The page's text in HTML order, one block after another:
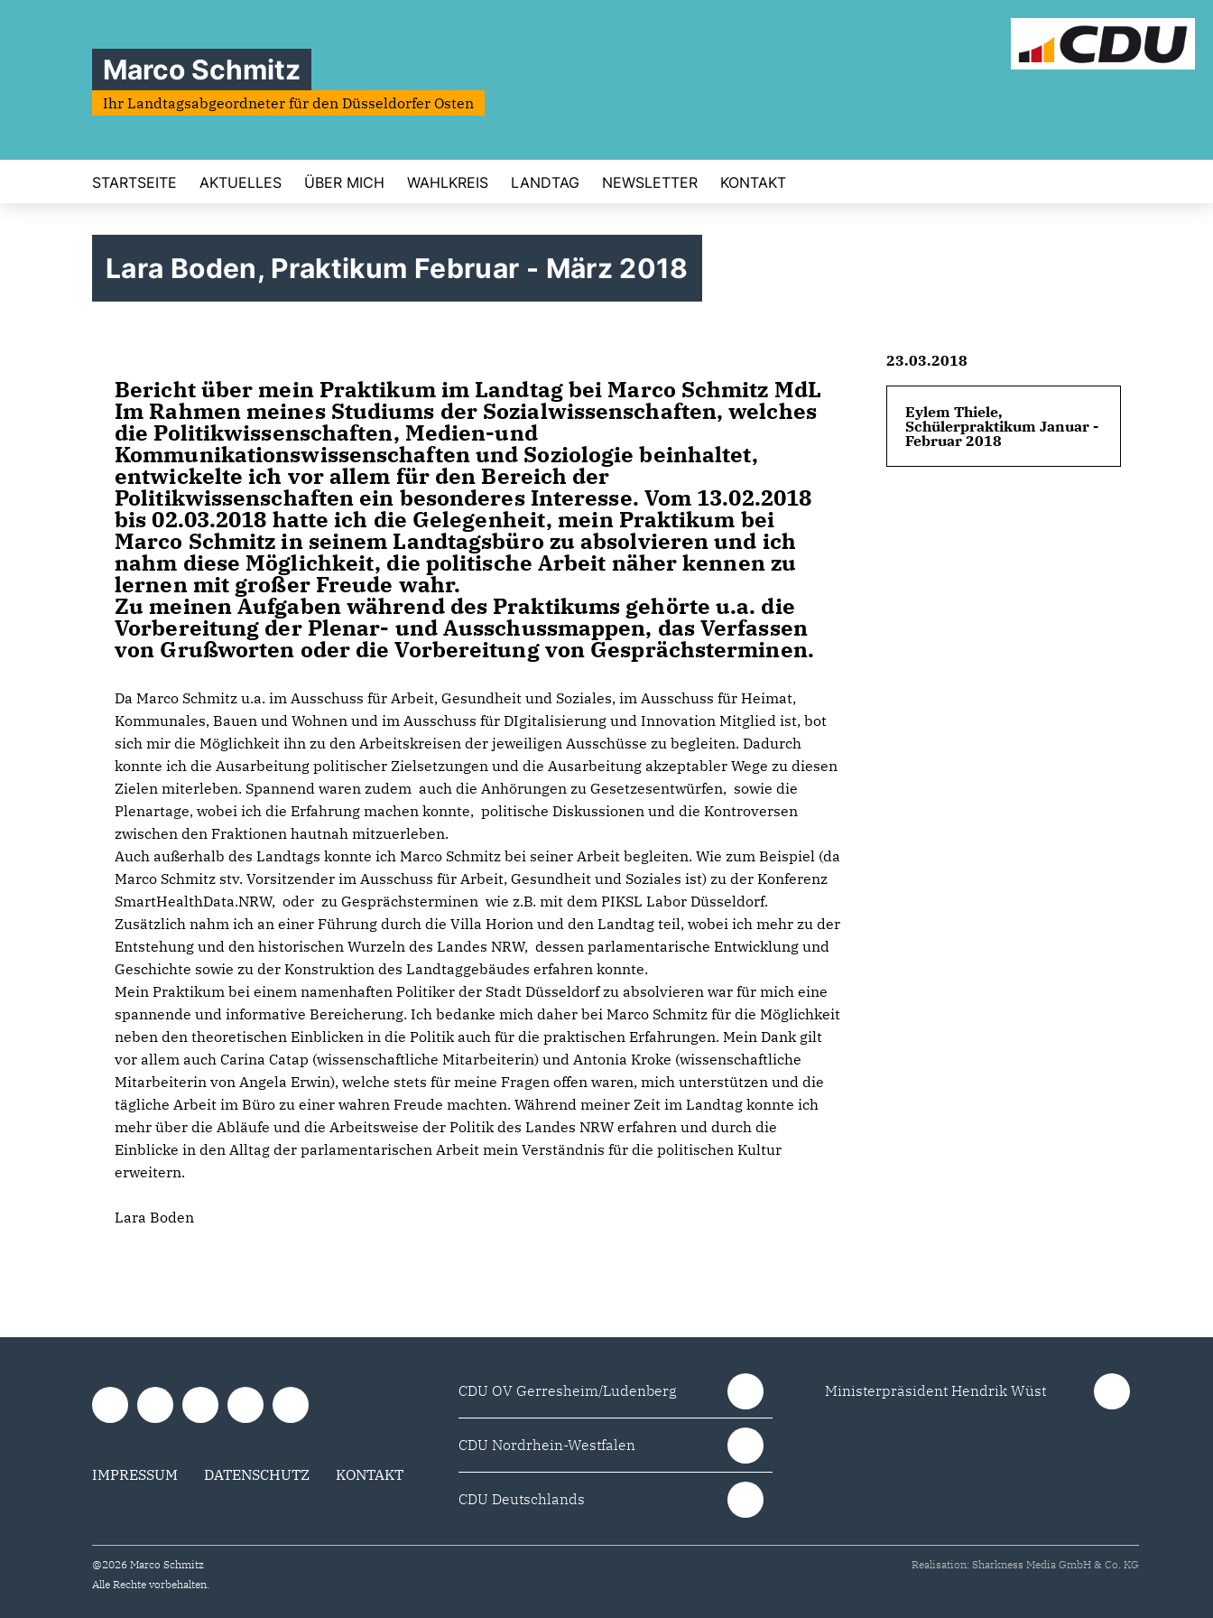
Marco Schmitz
Ihr Landtagsabgeordneter für den Düsseldorfer Osten
STARTSEITE AKTUELLES ÜBER MICH WAHLKREIS LANDTAG NEWSLETTER KONTAKT
Lara Boden, Praktikum Februar - März 2018
Bericht über mein Praktikum im Landtag bei Marco Schmitz MdL
Im Rahmen meines Studiums der Sozialwissenschaften, welches
die Politikwissenschaften, Medien-und
Kommunikationswissenschaften und Soziologie beinhaltet,
entwickelte ich vor allem für den Bereich der
Politikwissenschaften ein besonderes Interesse. Vom 13.02.2018
bis 02.03.2018 hatte ich die Gelegenheit, mein Praktikum bei
Marco Schmitz in seinem Landtagsbüro zu absolvieren und ich
nahm diese Möglichkeit, die politische Arbeit näher kennen zu
lernen mit großer Freude wahr.
Zu meinen Aufgaben während des Praktikums gehörte u.a. die
Vorbereitung der Plenar- und Ausschussmappen, das Verfassen
von Grußworten oder die Vorbereitung von Gesprächsterminen.
Da Marco Schmitz u.a. im Ausschuss für Arbeit, Gesundheit und Soziales, im Ausschuss für Heimat,
Kommunales, Bauen und Wohnen und im Ausschuss für DIgitalisierung und Innovation Mitglied ist, bot
sich mir die Möglichkeit ihn zu den Arbeitskreisen der jeweiligen Ausschüsse zu begleiten. Dadurch
konnte ich die Ausarbeitung politischer Zielsetzungen und die Ausarbeitung akzeptabler Wege zu diesen
Zielen miterleben. Spannend waren zudem auch die Anhörungen zu Gesetzesentwürfen, sowie die
Plenartage, wobei ich die Erfahrung machen konnte, politische Diskussionen und die Kontroversen
zwischen den Fraktionen hautnah mitzuerleben.
Auch außerhalb des Landtags konnte ich Marco Schmitz bei seiner Arbeit begleiten. Wie zum Beispiel (da
Marco Schmitz stv. Vorsitzender im Ausschuss für Arbeit, Gesundheit und Soziales ist) zu der Konferenz
SmartHealthData.NRW, oder zu Gesprächsterminen wie z.B. mit dem PIKSL Labor Düsseldorf.
Zusätzlich nahm ich an einer Führung durch die Villa Horion und den Landtag teil, wobei ich mehr zu der
Entstehung und den historischen Wurzeln des Landes NRW, dessen parlamentarische Entwicklung und
Geschichte sowie zu der Konstruktion des Landtaggebäudes erfahren konnte.
Mein Praktikum bei einem namenhaften Politiker der Stadt Düsseldorf zu absolvieren war für mich eine
spannende und informative Bereicherung. Ich bedanke mich daher bei Marco Schmitz für die Möglichkeit
neben den theoretischen Einblicken in die Politik auch für die praktischen Erfahrungen. Mein Dank gilt
vor allem auch Carina Catap (wissenschaftliche Mitarbeiterin) und Antonia Kroke (wissenschaftliche
Mitarbeiterin von Angela Erwin), welche stets für meine Fragen offen waren, mich unterstützen und die
tägliche Arbeit im Büro zu einer wahren Freude machten. Während meiner Zeit im Landtag konnte ich
mehr über die Abläufe und die Arbeitsweise der Politik des Landes NRW erfahren und durch die
Einblicke in den Alltag der parlamentarischen Arbeit mein Verständnis für die politischen Kultur
erweitern.
Lara Boden
23.03.2018
Eylem Thiele,
Schülerpraktikum Januar -
Februar 2018
IMPRESSUM DATENSCHUTZ KONTAKT
CDU OV Gerresheim/Ludenberg
CDU Nordrhein-Westfalen
CDU Deutschlands
Ministerpräsident Hendrik Wüst
@2026 Marco Schmitz
Alle Rechte vorbehalten.
Realisation: Sharkness Media GmbH & Co. KG